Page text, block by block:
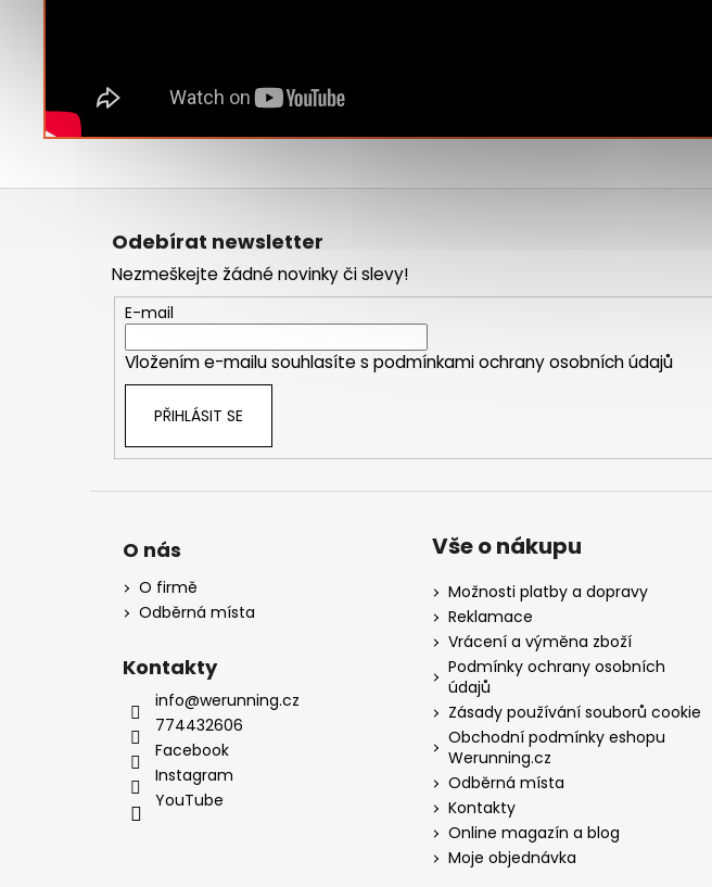
Z
Odebírat newsletter
Nezmeškejte žádné novinky či slevy!
E-mail
Vložením e-mailu souhlasíte s podmínkami ochrany osobních údajů
PŘIHLÁSIT SE
O nás
O firmě
Odběrná místa
Kontakty
info@werunning.cz
774432606
Facebook
Instagram
YouTube
Vše o nákupu
Možnosti platby a dopravy
Reklamace
Vrácení a výměna zboží
Podmínky ochrany osobních
údajů
Zásady používání souborů cookie
Obchodní podmínky eshopu
Werunning.cz
Odběrná místa
Kontakty
Online magazín a blog
Moje objednávka